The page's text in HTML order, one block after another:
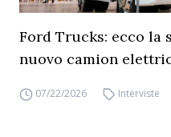
Ford Trucks: ecco la
nuovo camion
07/22/2026 Interviste